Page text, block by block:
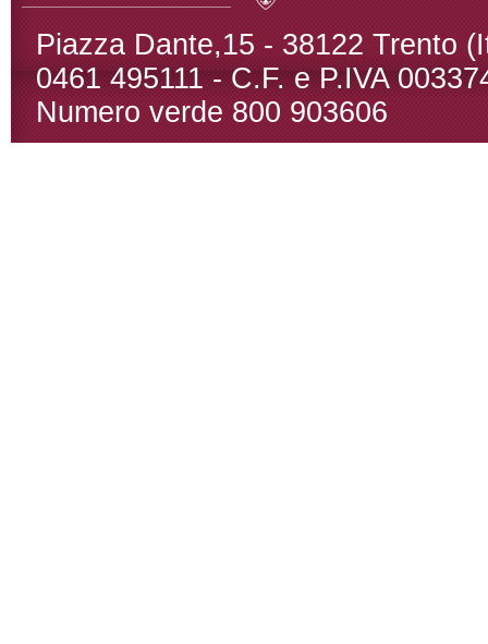
Piazza Dante,15 - 38122 Trento
0461 495111 - C.F. e P.IVA
Numero verde 800 903606